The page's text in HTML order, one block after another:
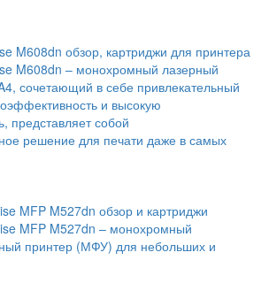
M608dn обзор, картриджи для принтера
M608dn – монохромный лазерный
сочетающий в себе привлекательный
и высокую
представляет собой
решение для печати даже в самых
MFP M527dn обзор и картриджи
MFP M527dn – монохромный
принтер (МФУ) для небольших и